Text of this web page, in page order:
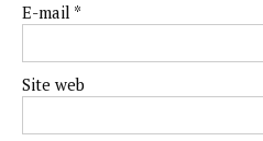
E-mail *
Site web